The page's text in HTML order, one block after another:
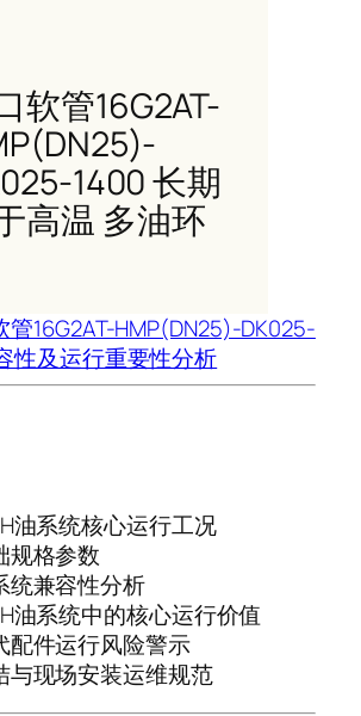
软管16G2AT-
1400 长期
高温 多油环
管16G2AT-HMP(DN25)-DK025-
性及运行重要性分析
油系统核心运行工况
规格参数
统兼容性分析
油系统中的核心运行价值
配件运行风险警示
与现场安装运维规范